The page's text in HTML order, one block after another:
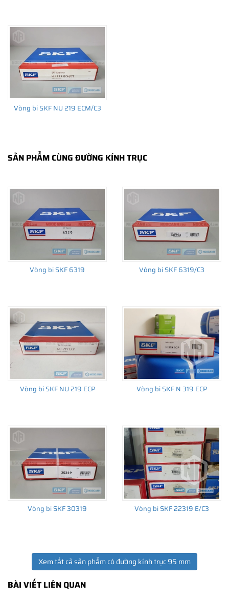
THÔNG TIN HỮU ÍCH
•Vòng bi SKF chính hãng, Những lưu ý cơ bản trước khi mua hàng
•Xuất xứ vòng bi SKF chính hãng ở đâu?
Chất lượng vòng bi SKF chính hãng
Vòng bi SKF NU 219 ECM/C3
SẢN PHẨM CÙNG ĐƯỜNG KÍNH TRỤC
Vòng bi SKF 6319 Vòng bi SKF 6319/C3
Vòng bi SKF NU 219 ECP Vòng bi SKF N 319 ECP
Vòng bi SKF 30319 Vòng bi SKF 22319 E/C3
Xem tất cả sản phẩm có đường kính trục 95 mm
BÀI VIẾT LIÊN QUAN